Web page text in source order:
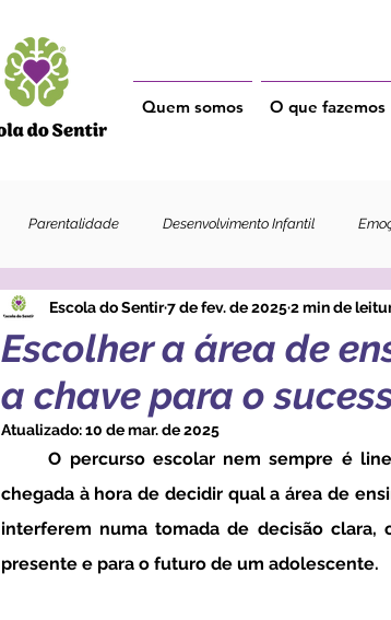
Quem somos O que fazemos
Parentalidade Desenvolvimento Infantil
Escolher a área de
a chave para o
Escola do Sentir7 de fev. de 20252 min de
Atualizado:10 de mar. de 2025
	O percurso escolar nem sempre é linear para todos os adolescentes e, muitas vezes,
chegada à hora de decidir qual a área de
interferem numa tomada de decisão
presente e para o futuro de um adolescente.